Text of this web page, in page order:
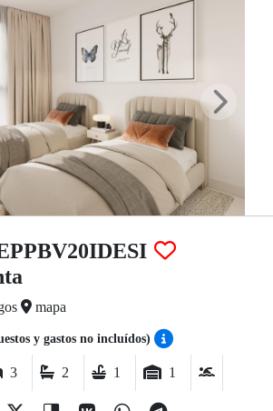
mapa
y gastos no incluídos)
3 2 1 1